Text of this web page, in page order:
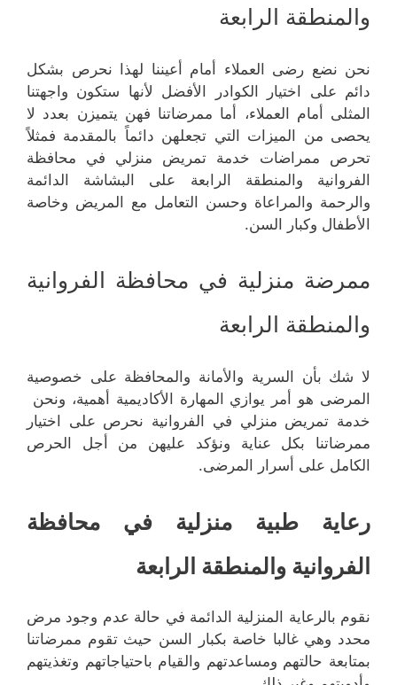
والمنطقة الرابعة
نحن نضع رضى العملاء أمام أعيننا لهذا نحرص بشكل
دائم على اختيار الكوادر الأفضل لأنها ستكون واجهتنا
المثلى أمام العملاء، أما ممرضاتنا فهن يتميزن بعدد لا
يحصى من الميزات التي تجعلهن دائماً بالمقدمة فمثلاً
تحرص ممراضات خدمة تمريض منزلي في محافظة
الفروانية والمنطقة الرابعة على البشاشة الدائمة
والرحمة والمراعاة وحسن التعامل مع المريض وخاصة
الأطفال وكبار السن.
ممرضة منزلية في محافظة الفروانية
والمنطقة الرابعة
لا شك بأن السرية والأمانة والمحافظة على خصوصية
المرضى هو أمر يوازي المهارة الأكاديمية أهمية، ونحن
خدمة تمريض منزلي في الفروانية نحرص على اختيار
ممرضاتنا بكل عناية ونؤكد عليهن من أجل الحرص
الكامل على أسرار المرضى.
رعاية طبية منزلية في محافظة
الفروانية والمنطقة الرابعة
نقوم بالرعاية المنزلية الدائمة في حالة عدم وجود مرض
محدد وهي غالبا خاصة بكبار السن حيث تقوم ممرضاتنا
بمتابعة حالتهم ومساعدتهم والقيام باحتياجاتهم وتغذيتهم